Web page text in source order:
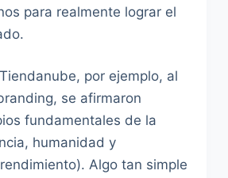
para realmente lograr el
por ejemplo, al
se afirmaron
fundamentales de la
humanidad y
Algo tan simple